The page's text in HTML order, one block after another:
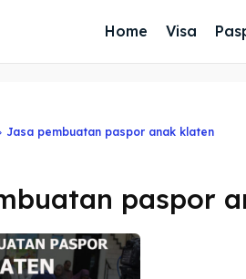
Home Visa
Jasa pembuatan paspor anak klaten
paspor